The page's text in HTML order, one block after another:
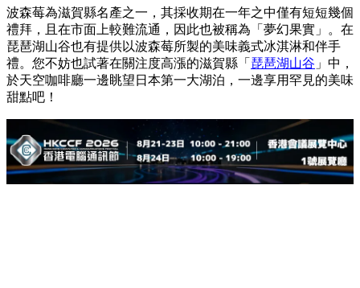
波森莓為滋賀縣名產之一，其採收期在一年之中僅有短短幾個
禮拜，且在市面上較難流通，因此也被稱為「夢幻果實」。在
琵琶湖山谷也有提供以波森莓所製的美味義式冰淇淋和伴手
禮。您不妨也試著在關注度高漲的滋賀縣「 琵琶湖山谷 」中，
於天空咖啡廳一邊眺望日本第一大湖泊，一邊享用罕見的美味
甜點吧！